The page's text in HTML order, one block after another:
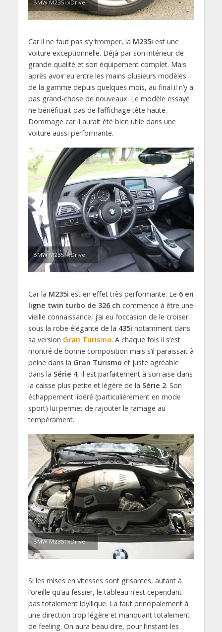
BMW M235i xDrive
Car il ne faut pas s’y tromper, la M235i est une
voiture exceptionnelle. Déjà par son intérieur de
grande qualité et son équipement complet. Mais
après avoir eu entre les mains plusieurs modèles
de la gamme depuis quelques mois, au final il n’y a
pas grand-chose de nouveaux. Le modèle essayé
ne bénéficiait pas de l’affichage tête haute.
Dommage car il aurait été bien utile dans une
voiture aussi performante.
BMW M235i xDrive
Car la M235i est en effet très performante. Le 6 en
ligne twin turbo de 326 ch commence à être une
vieille connaissance, j’ai eu l’occasion de le croiser
sous la robe élégante de la 435i notamment dans
sa version Gran Turismo. A chaque fois il s’est
montré de bonne composition mais s’il paraissait à
peine dans la Gran Turismo et juste agréable
dans la Série 4, il est parfaitement à son aise dans
la caisse plus petite et légère de la Série 2. Son
échappement libéré (particulièrement en mode
sport) lui permet de rajouter le ramage au
tempérament.
BMW M235i xDrive
Si les mises en vitesses sont grisantes, autant à
l’oreille qu’au fessier, le tableau n’est cependant
pas totalement idyllique. La faut principalement à
une direction trop légère et manquant totalement
de feeling. On aura beau dire, pour l’instant les